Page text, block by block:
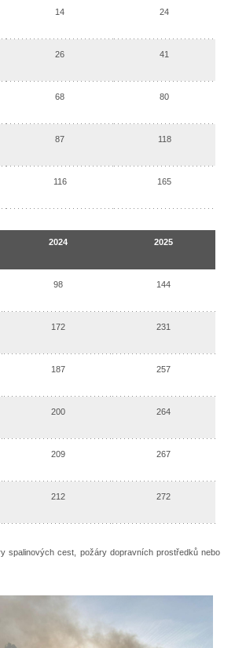
14 24
26 41
68 80
87 118
116 165
2024 2025
98 144
172 231
187 257
200 264
209 267
212 272
spalinových cest, požáry dopravních prostředků nebo